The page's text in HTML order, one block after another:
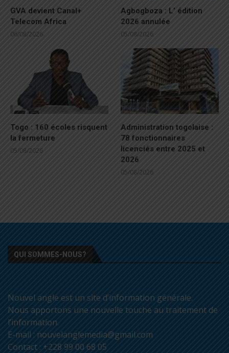
GVA devient Canal+
Telecom Africa
06/08/2026
Agbogboza : L’ édition
2026 annulée
05/08/2026
Togo : 160 écoles risquent
la fermeture
05/08/2026
Administration togolaise :
78 fonctionnaires
licenciés entre 2025 et
2026
05/08/2026
QUI SOMMES-NOUS?
Nouvel angle est un site d’information générale.
Nous apportons une nouvelle touche au traitement de
l’information.
E-mail : nouvelanglemedia@gmail.com
Contact : +228 99 00 68 05